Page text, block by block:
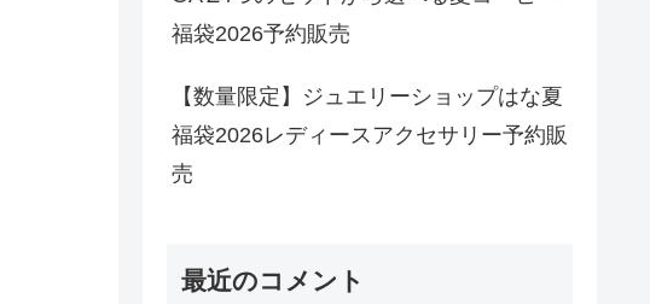
福袋2026予約販売
【数量限定】ジュエリーショップはな夏
福袋2026レディースアクセサリー予約販
売
最近のコメント